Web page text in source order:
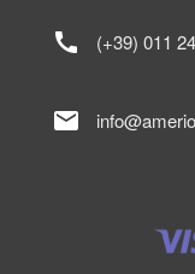
call (+39) 011
mail